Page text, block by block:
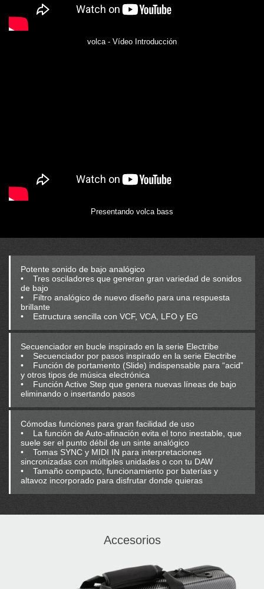
volca - Vídeo Introducción
Presentando volca bass
Potente sonido de bajo analógico
• Tres osciladores que generan gran variedad de sonidos
de bajo
• Filtro analógico de nuevo diseño para una respuesta
brillante
• Estructura sencilla con VCF, VCA, LFO y EG
Secuenciador en bucle inspirado en la serie Electribe
• Secuenciador por pasos inspirado en la serie Electribe
• Función de portamento (Slide) indispensable para “acid”
y otros tipos de música electrónica
• Función Active Step que genera nuevas líneas de bajo
eliminando o insertando pasos
Cómodas funciones para gran facilidad de uso
• La función de Auto-afinación evita el tono inestable, que
suele ser el punto débil de un sinte analógico
• Tomas SYNC y MIDI IN para interpretaciones
sincronizadas con múltiples unidades o con tu DAW
• Tamaño compacto, funcionamiento por baterías y
altavoz incorporado para disfrutar donde quieras
Accesorios